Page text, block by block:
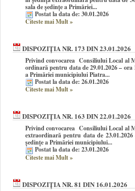
sala de ședințe a Primăriei...
Postat la data de: 30.01.2026
Citeste mai Mult»
DISPOZIȚIA NR. 173 DIN 23.01.2026
Privind convocarea Consiliului Local al
ordinară pentru data de 29.01.2026 – ora
a Primăriei municipiului Piatra...
Postat la data de: 26.01.2026
Citeste mai Mult»
DISPOZIȚIA NR. 163 DIN 22.01.2026
Privind convocarea Consiliului Local al
extraordinară pentru data de
ședințe a Primăriei municipiului...
Postat la data de: 23.01.2026
Citeste mai Mult»
DISPOZIȚIA NR. 81 DIN 16.01.2026